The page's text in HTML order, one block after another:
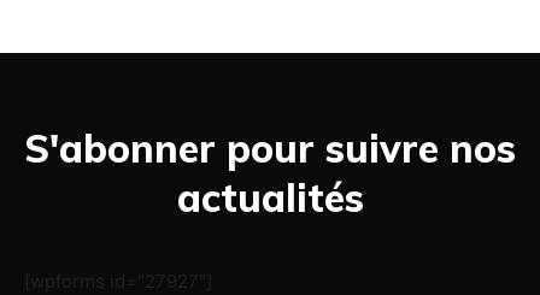
S'abonner pour suivre nos
actualités
[wpforms id="27927"]